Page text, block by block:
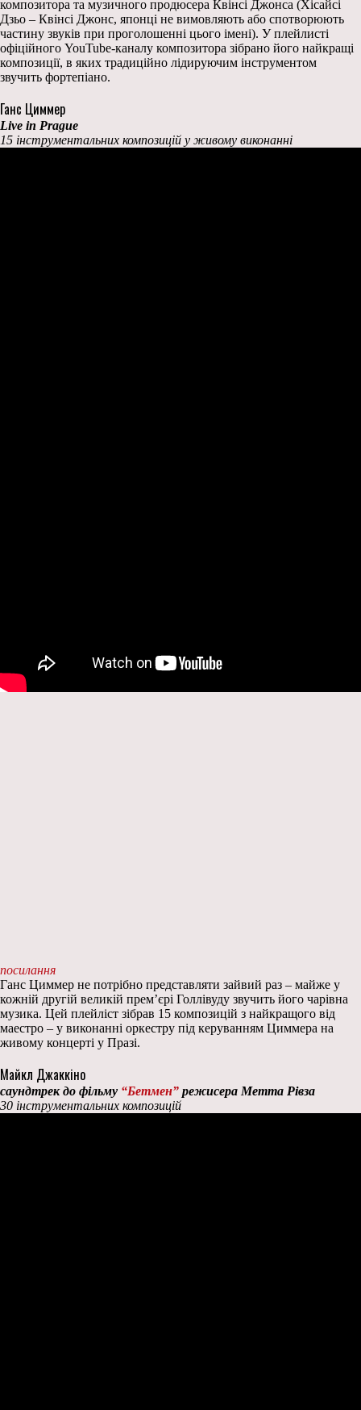
композитора та музичного продюсера Квінсі Джонса (Хісайсі
Дзьо – Квінсі Джонс, японці не вимовляють або спотворюють
частину звуків при проголошенні цього імені). У плейлисті
офіційного YouTube-каналу композитора зібрано його найкращі
композиції, в яких традиційно лідируючим інструментом
звучить фортепіано.
Ганс Циммер
Live in Prague
15 інструментальних композицій у живому виконанні
посилання
Ганс Циммер не потрібно представляти зайвий раз – майже у
кожній другій великій прем’єрі Голлівуду звучить його чарівна
музика. Цей плейліст зібрав 15 композицій з найкращого від
маестро – у виконанні оркестру під керуванням Циммера на
живому концерті у Празі.
Майкл Джаккіно
саундтрек до фільму “Бетмен” режисера Метта Рівза
30 інструментальних композицій